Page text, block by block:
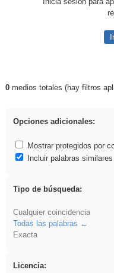
Resultados de:
0medios totales (hay filtros
Opciones adicionales:
Mostrar protegidos por
Incluir palabras similares
Tipo de búsqueda:
Cualquier coincidencia
Todas las palabras
Exacta
Licencia: